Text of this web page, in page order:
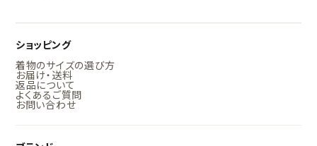
ショッピング
着物のサイズの選び方
お届け・送料
返品について
よくあるご質問
お問い合わせ